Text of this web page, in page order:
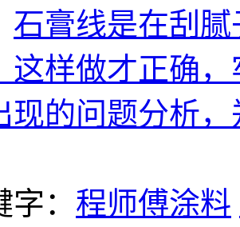
石膏线是在刮
这样做才正确，
现的问题分析
： 程师傅涂料